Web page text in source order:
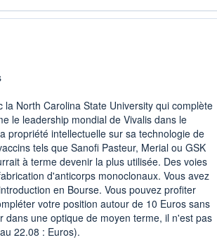
North Carolina State University qui complète
le leadership mondial de Vivalis dans le
propriété intellectuelle sur sa technologie de
tels que Sanofi Pasteur, Merial ou GSK
à terme devenir la plus utilisée. Des voies
d'anticorps monoclonaux. Vous avez
en Bourse. Vous pouvez profiter
votre position autour de 10 Euros sans
une optique de moyen terme, il n'est pas
22.08 : Euros).